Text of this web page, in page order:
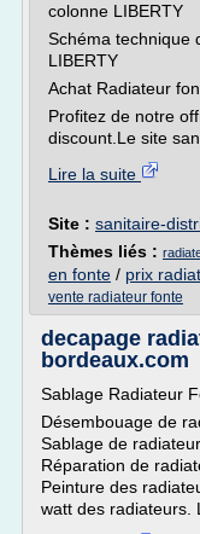
colonne LIBERTY
Schéma technique
LIBERTY
Achat Radiateur
Profitez de notre
discount.Le site
Lire la suite
Site : sanitaire-
Thèmes liés :
en fonte / prix
vente radiateur fonte
decapage
bordeaux.com
Sablage Radiateur
Désembouage de
Sablage de
Réparation de
Peinture des
watt des radiateurs.